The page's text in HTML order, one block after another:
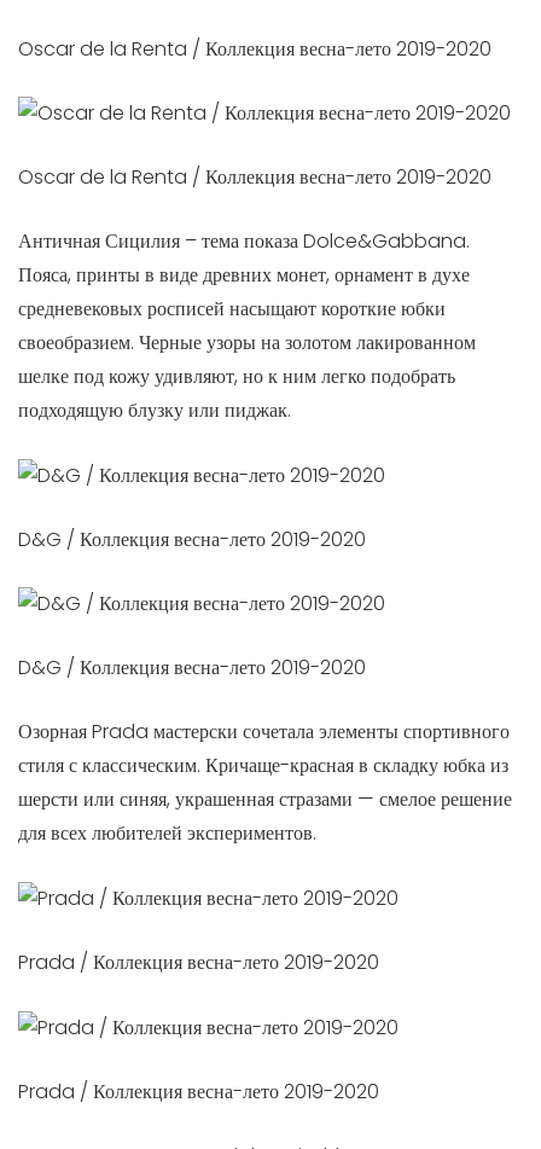
Oscar de la Renta / Коллекция весна-лето 2019-2020
Oscar de la Renta / Коллекция весна-лето 2019-2020
Античная Сицилия – тема показа Dolce&Gabbana.
Пояса, принты в виде древних монет, орнамент в духе
средневековых росписей насыщают короткие юбки
своеобразием. Черные узоры на золотом лакированном
шелке под кожу удивляют, но к ним легко подобрать
подходящую блузку или пиджак.
D&G / Коллекция весна-лето 2019-2020
D&G / Коллекция весна-лето 2019-2020
Озорная Prada мастерски сочетала элементы спортивного
стиля с классическим. Кричаще-красная в складку юбка из
шерсти или синяя, украшенная стразами — смелое решение
для всех любителей экспериментов.
Prada / Коллекция весна-лето 2019-2020
Prada / Коллекция весна-лето 2019-2020